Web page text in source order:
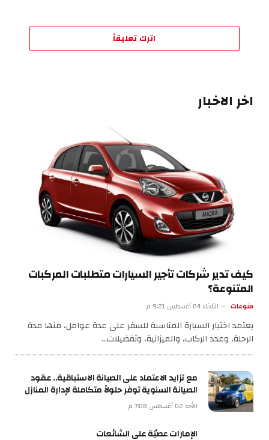
اترك تعليقاً
اخر الاخبار
كيف تدير شركات تأجير السيارات متطلبات المركبات
المتنوعة؟
منوعات الثلاثاء 04 أغسطس 9:21 م
يعتمد اختيار السيارة المناسبة للسفر على عدة عوامل، منها مدة
الرحلة، وعدد الركاب، والميزانية، وتفضيلات…
مع تزايد الاعتماد على الصيانة الاستباقية.. عقود
الصيانة السنوية توفر حلولاً متكاملة لإدارة المنازل
الأحد 02 أغسطس 7:08 م
الإمارات عصيّة على الشائعات